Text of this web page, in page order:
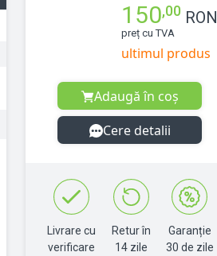
150,00 RON
preț cu TVA
ultimul produs
Adaugă în coș
Cere detalii
Livrare cu
verificare
Retur în
14 zile
Garanție
30 de zile